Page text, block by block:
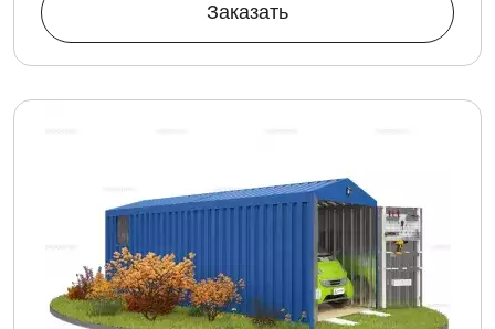
Заказать